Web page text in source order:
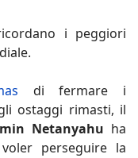
i peggiori
di fermare i
ostaggi rimasti, il
Netanyahu ha
perseguire la